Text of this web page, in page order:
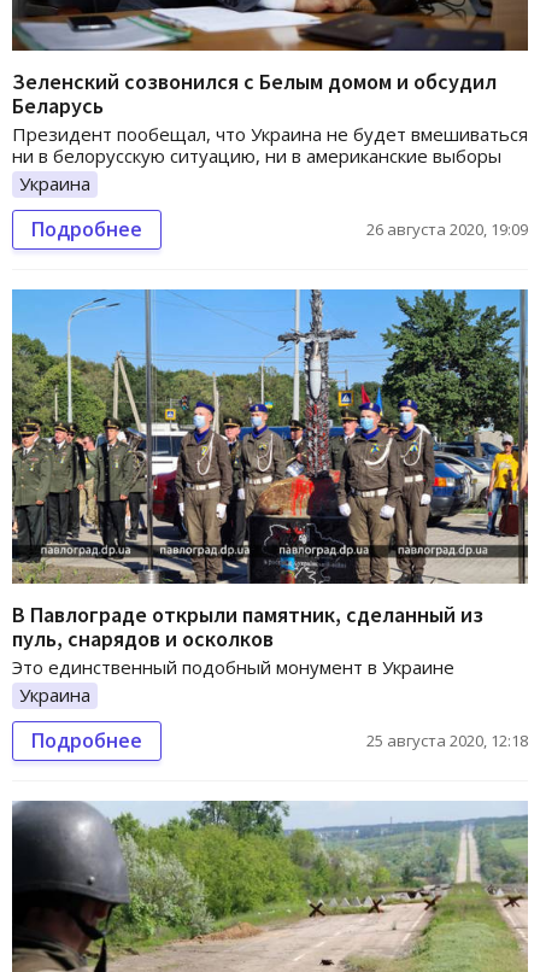
Зеленский созвонился с Белым домом и обсудил
Беларусь
Президент пообещал, что Украина не будет вмешиваться
ни в белорусскую ситуацию, ни в американские выборы
Украина
Подробнее 26 августа 2020, 19:09
В Павлограде открыли памятник, сделанный из
пуль, снарядов и осколков
Это единственный подобный монумент в Украине
Украина
Подробнее 25 августа 2020, 12:18